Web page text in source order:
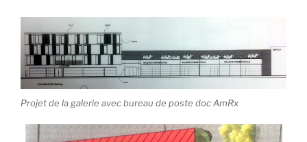
Projet de la galerie avec bureau de poste doc AmRx